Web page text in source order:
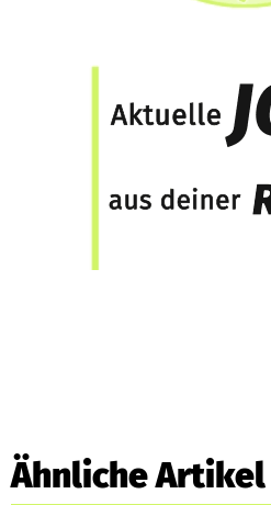
Ähnliche Artikel